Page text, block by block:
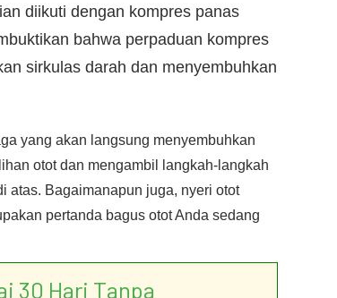
diikuti dengan kompres panas
bahwa perpaduan kompres
sirkulas darah dan menyembuhkan
yang akan langsung menyembuhkan
otot dan mengambil langkah-langkah
atas. Bagaimanapun juga, nyeri otot
pertanda bagus otot Anda sedang
30 Hari Tanpa